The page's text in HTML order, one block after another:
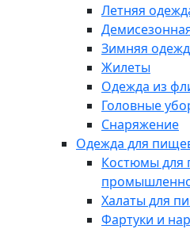
Летняя
Зимняя
Жилеты
Одежда из
Головные
Снаряжение
Одежда для
Костюмы для
Халаты для
Фартуки и